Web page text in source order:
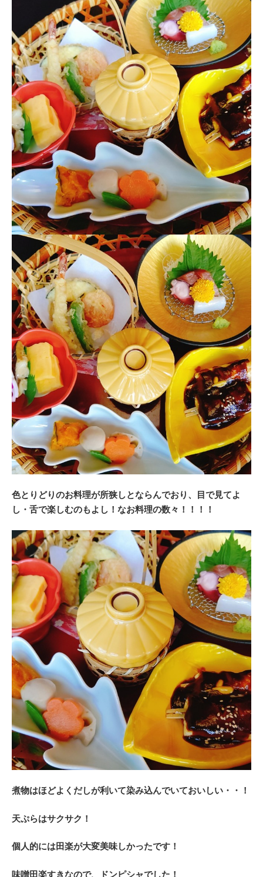
色とりどりのお料理が所狭しとならんでおり、目で見てよ
し・舌で楽しむのもよし！なお料理の数々！！！！
煮物はほどよくだしが利いて染み込んでいておいしい・・！
天ぷらはサクサク！
個人的には田楽が大変美味しかったです！
味噌田楽すきなので、ドンピシャでした！